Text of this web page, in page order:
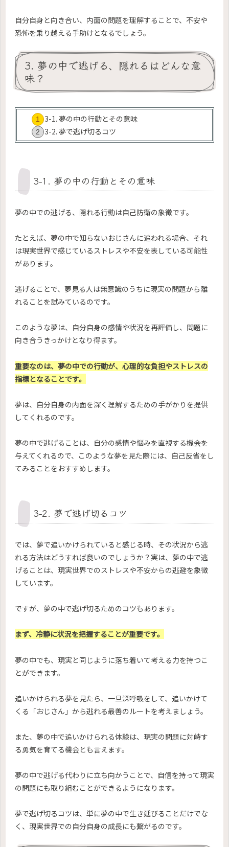
自分自身と向き合い、内面の問題を理解することで、不安や
恐怖を乗り越える手助けとなるでしょう。
3. 夢の中で逃げる、隠れるはどんな意
味？
3-1. 夢の中の行動とその意味
3-2. 夢で逃げ切るコツ
3-1. 夢の中の行動とその意味
夢の中での逃げる、隠れる行動は自己防衛の象徴です。
たとえば、夢の中で知らないおじさんに追われる場合、それ
は現実世界で感じているストレスや不安を表している可能性
があります。
逃げることで、夢見る人は無意識のうちに現実の問題から離
れることを試みているのです。
このような夢は、自分自身の感情や状況を再評価し、問題に
向き合うきっかけとなり得ます。
重要なのは、夢の中での行動が、心理的な負担やストレスの
指標となることです。
夢は、自分自身の内面を深く理解するための手がかりを提供
してくれるのです。
夢の中で逃げることは、自分の感情や悩みを直視する機会を
与えてくれるので、このような夢を見た際には、自己反省をし
てみることをおすすめします。
3-2. 夢で逃げ切るコツ
では、夢で追いかけられていると感じる時、その状況から逃
れる方法はどうすれば良いのでしょうか？実は、夢の中で逃
げることは、現実世界でのストレスや不安からの逃避を象徴
しています。
ですが、夢の中で逃げ切るためのコツもあります。
まず、冷静に状況を把握することが重要です。
夢の中でも、現実と同じように落ち着いて考える力を持つこ
とができます。
追いかけられる夢を見たら、一旦深呼吸をして、追いかけて
くる「おじさん」から逃れる最善のルートを考えましょう。
また、夢の中で追いかけられる体験は、現実の問題に対峙す
る勇気を育てる機会とも言えます。
夢の中で逃げる代わりに立ち向かうことで、自信を持って現実
の問題にも取り組むことができるようになります。
夢で逃げ切るコツは、単に夢の中で生き延びることだけでな
く、現実世界での自分自身の成長にも繋がるのです。